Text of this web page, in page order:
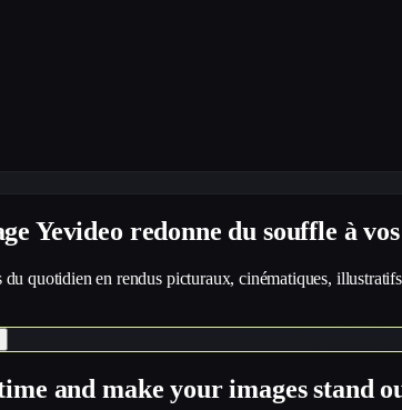
Yevideo redonne du souffle à
du quotidien en rendus picturaux, cinématiques,
and make your images stand